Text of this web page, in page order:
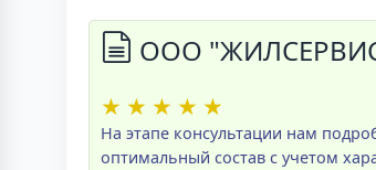
ООО
★ ★ ★ ★ ★
На этапе консультации нам
оптимальный состав с учетом